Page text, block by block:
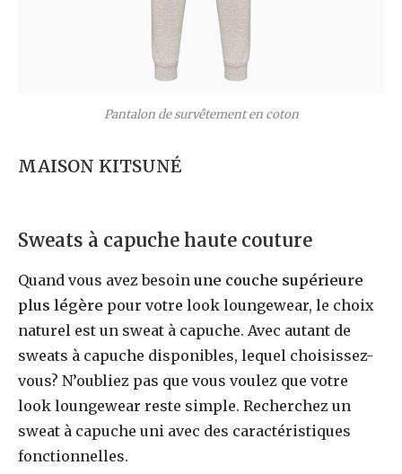
Pantalon de survêtement en coton
MAISON KITSUNÉ
Sweats à capuche haute couture
Quand vous avez besoin une couche supérieure
plus légère pour votre look loungewear, le choix
naturel est un sweat à capuche. Avec autant de
sweats à capuche disponibles, lequel choisissez-
vous? N’oubliez pas que vous voulez que votre
look loungewear reste simple. Recherchez un
sweat à capuche uni avec des caractéristiques
fonctionnelles.